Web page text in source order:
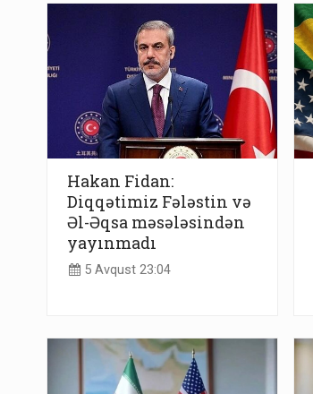
Hakan Fidan:
Diqqətimiz Fələstin və
Əl-Əqsa məsələsindən
yayınmadı
5 Avqust 23:04